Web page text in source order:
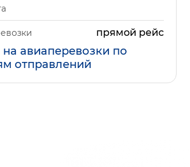
прямой рейс
авиаперевозки по
отправлений